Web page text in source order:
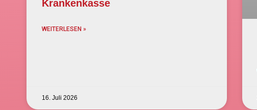
Krankenkasse
WEITERLESEN »
16. Juli 2026